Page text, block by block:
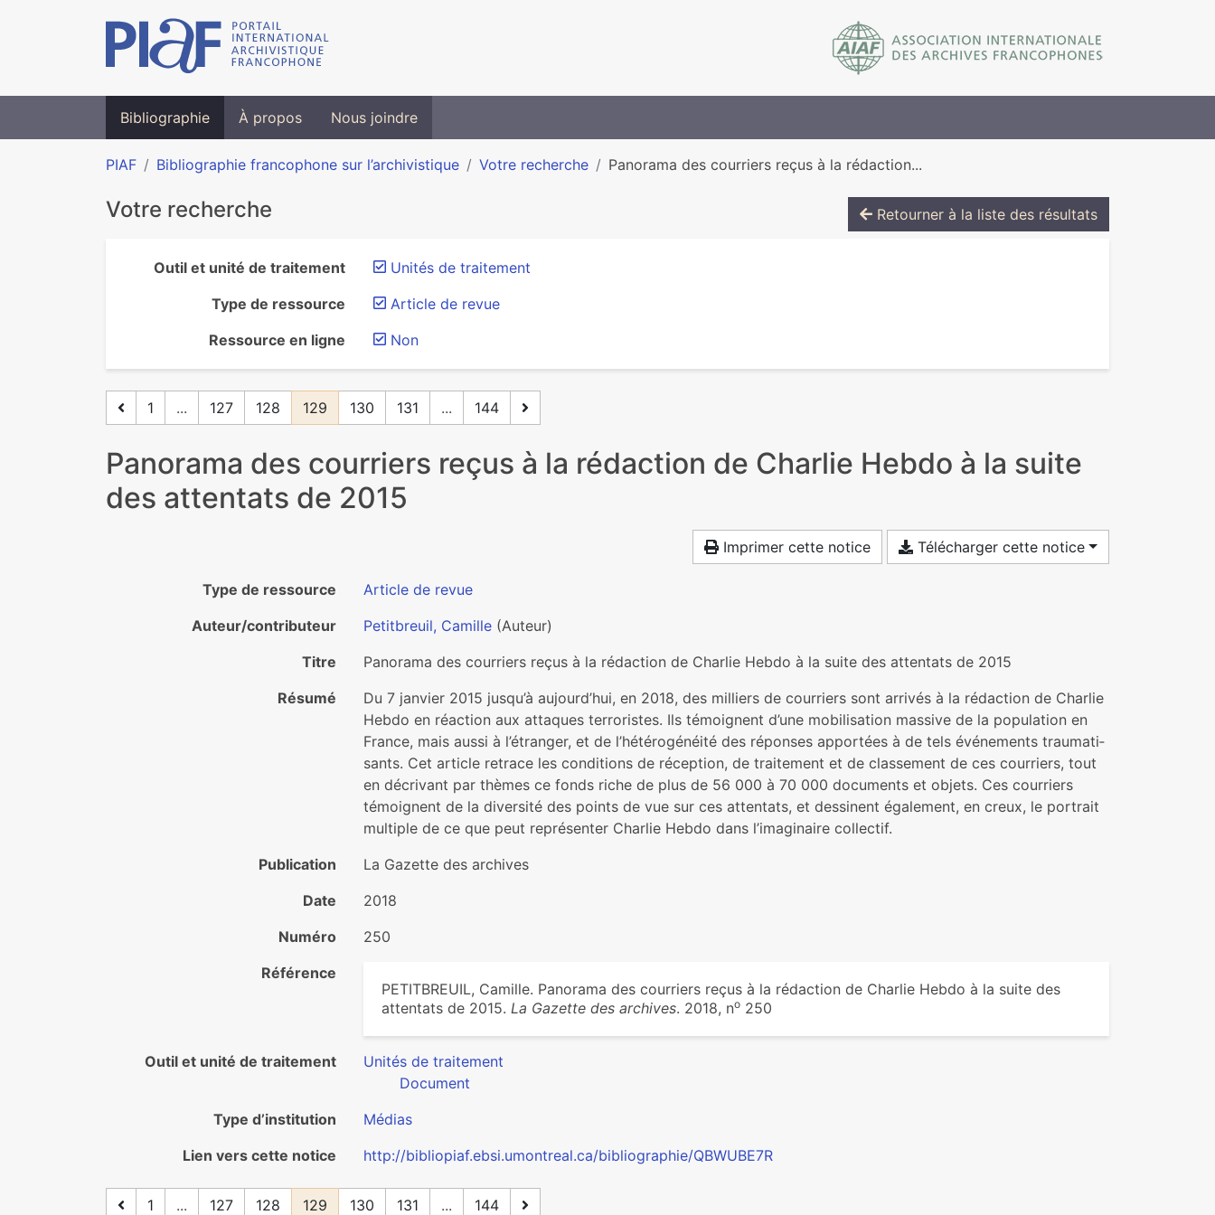
Bibliographie À propos Nous joindre
PIAF Bibliographie francophone sur l’archivistique Votre recherche Panorama des cour­riers reçus à la rédac­tion...
Votre recherche Retourner à la liste des résultats
Outil et unité de traitement
Unités de traitement
Type de ressource
Article de revue
Ressource en ligne
Non
1 ... 127 128 129 130 131 ... 144
Panorama des cour­riers reçus à la rédac­tion de Charlie Hebdo à la suite
des atten­tats de 2015
Imprimer cette notice Télécharger cette notice
Type de ressource
Article de revue
Auteur/contributeur
Petitbreuil, Camille (Auteur)
Titre
Panorama des cour­riers reçus à la rédac­tion de Charlie Hebdo à la suite des atten­tats de 2015
Résumé
Du 7 jan­vier 2015 jusqu’à aujourd’hui, en 2018, des mil­liers de cour­riers sont arri­vés à la rédac­tion de Charlie
Hebdo en réac­tion aux atta­ques ter­ro­ris­tes. Ils témoi­gnent d’une mobi­li­sa­tion mas­sive de la popu­la­tion en
France, mais aussi à l’étranger, et de l’hété­ro­gé­néité des répon­ses appor­tées à de tels événements trau­ma­ti­
sants. Cet arti­cle retrace les condi­tions de récep­tion, de trai­te­ment et de clas­se­ment de ces cour­riers, tout
en décri­vant par thèmes ce fonds riche de plus de 56 000 à 70 000 docu­ments et objets. Ces cour­riers
témoi­gnent de la diver­sité des points de vue sur ces atten­tats, et des­si­nent également, en creux, le por­trait
mul­ti­ple de ce que peut repré­sen­ter Charlie Hebdo dans l’ima­gi­naire col­lec­tif.
Publication
La Gazette des archives
Date
2018
Numéro
250
Référence
PETITBREUIL, Camille. Panorama des cour­riers reçus à la rédac­tion de Charlie Hebdo à la suite des
atten­tats de 2015. La Gazette des archives. 2018, no 250
Outil et unité de traitement
Unités de traitement
Document
Type d’institution
Médias
Lien vers cette notice
http://bibliopiaf.ebsi.umontreal.ca/bibliographie/QBWUBE7R
1 ... 127 128 129 130 131 ... 144